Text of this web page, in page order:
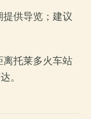
供导览；建议
离托莱多火车站
。